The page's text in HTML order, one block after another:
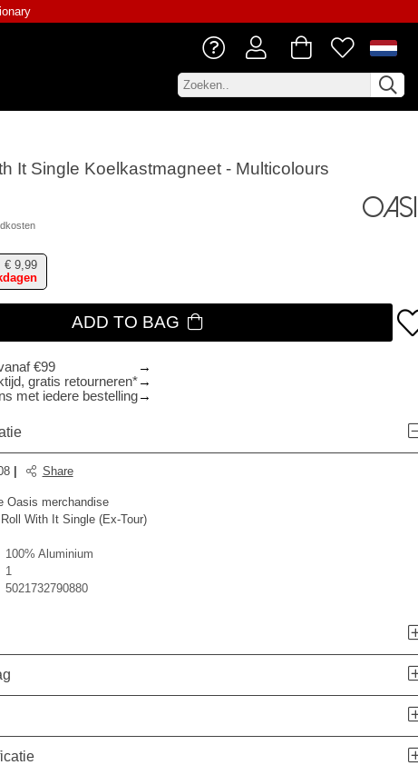
It Single Koelkastmagneet - Multicolours
€ 9,99
ADD TO BAG
€99
gratis retourneren*
met iedere bestelling
Share
Oasis merchandise
With It Single (Ex-Tour)
100% Aluminium
1
5021732790880